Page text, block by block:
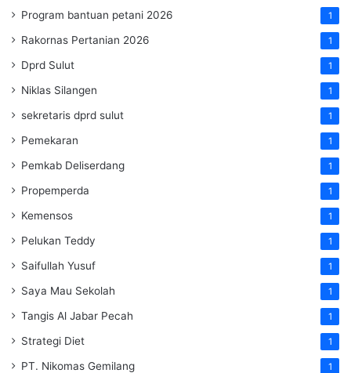
Program bantuan petani 2026 1
Rakornas Pertanian 2026 1
Dprd Sulut 1
Niklas Silangen 1
sekretaris dprd sulut 1
Pemekaran 1
Pemkab Deliserdang 1
Propemperda 1
Kemensos 1
Pelukan Teddy 1
Saifullah Yusuf 1
Saya Mau Sekolah 1
Tangis Al Jabar Pecah 1
Strategi Diet 1
PT. Nikomas Gemilang 1